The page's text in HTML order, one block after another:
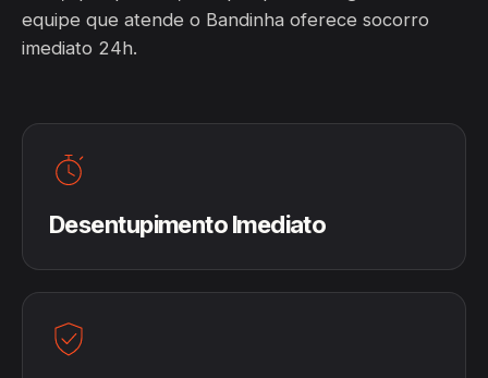
equipe que atende o Bandinha oferece socorro
imediato 24h.
Desentupimento Imediato